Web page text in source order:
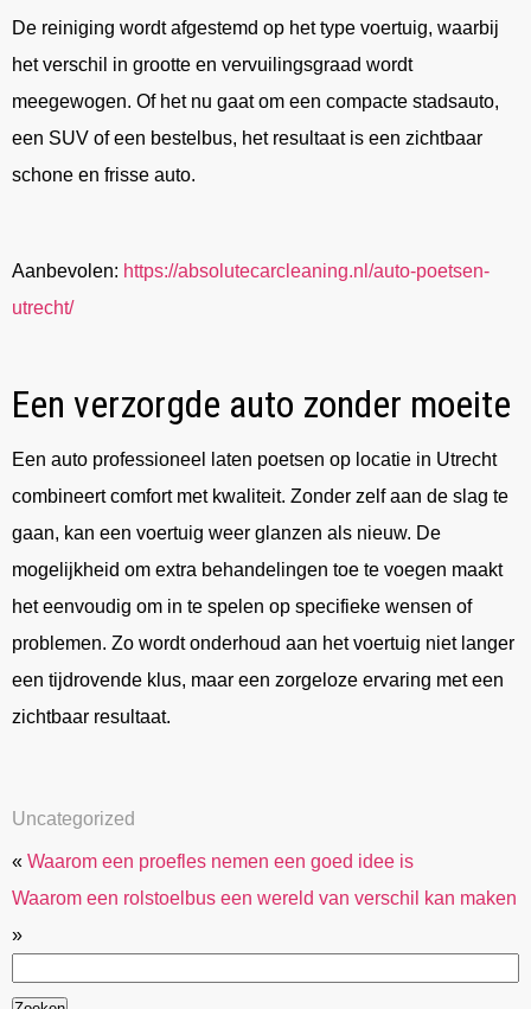
De reiniging wordt afgestemd op het type voertuig, waarbij
het verschil in grootte en vervuilingsgraad wordt
meegewogen. Of het nu gaat om een compacte stadsauto,
een SUV of een bestelbus, het resultaat is een zichtbaar
schone en frisse auto.
Aanbevolen: https://absolutecarcleaning.nl/auto-poetsen-
utrecht/
Een verzorgde auto zonder moeite
Een auto professioneel laten poetsen op locatie in Utrecht
combineert comfort met kwaliteit. Zonder zelf aan de slag te
gaan, kan een voertuig weer glanzen als nieuw. De
mogelijkheid om extra behandelingen toe te voegen maakt
het eenvoudig om in te spelen op specifieke wensen of
problemen. Zo wordt onderhoud aan het voertuig niet langer
een tijdrovende klus, maar een zorgeloze ervaring met een
zichtbaar resultaat.
Uncategorized
« Waarom een proefles nemen een goed idee is
Waarom een rolstoelbus een wereld van verschil kan maken
»
naar: